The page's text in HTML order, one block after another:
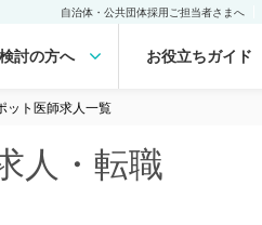
自治体・公共団体採用ご担当者さまへ
討の方へ お役立ちガイド
ット医師求人一覧
人・転職